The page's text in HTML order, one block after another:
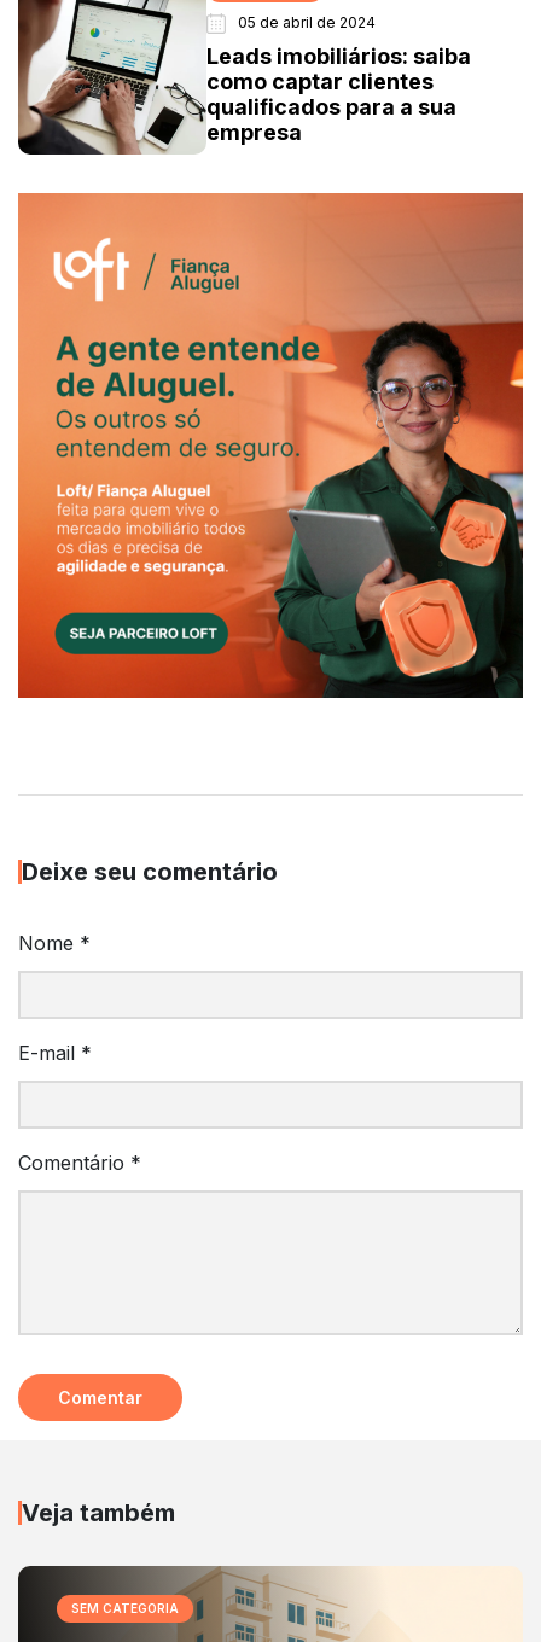
05 de abril de 2024
Leads imobiliários: saiba
como captar clientes
qualificados para a sua
empresa
Deixe seu comentário
Comentário *
Nome *
E-mail *
Veja também
SEM CATEGORIA